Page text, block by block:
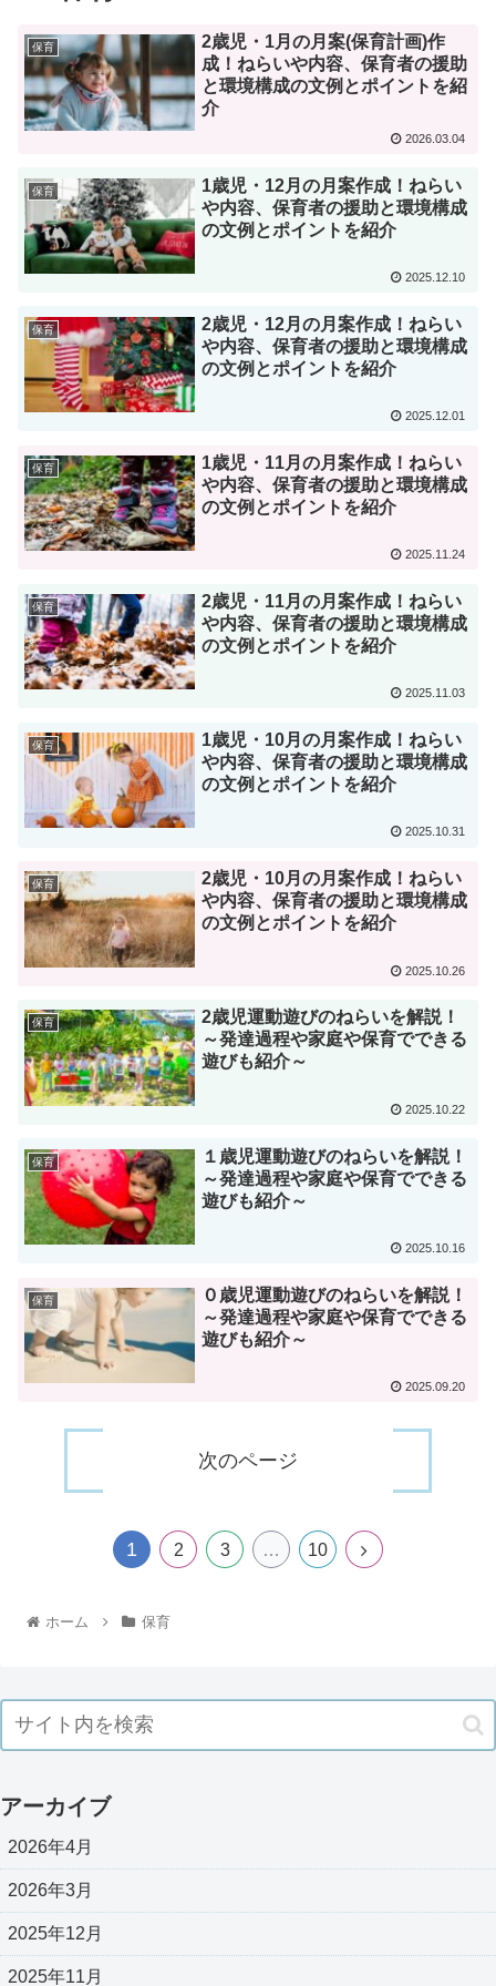
保育
2歳児・1月の月案(保育計画)作
成！ねらいや内容、保育者の援助
と環境構成の文例とポイントを紹
介
2026.03.04
保育
1歳児・12月の月案作成！ねらい
や内容、保育者の援助と環境構成
の文例とポイントを紹介
2025.12.10
保育
2歳児・12月の月案作成！ねらい
や内容、保育者の援助と環境構成
の文例とポイントを紹介
2025.12.01
保育
1歳児・11月の月案作成！ねらい
や内容、保育者の援助と環境構成
の文例とポイントを紹介
2025.11.24
保育
2歳児・11月の月案作成！ねらい
や内容、保育者の援助と環境構成
の文例とポイントを紹介
2025.11.03
保育
1歳児・10月の月案作成！ねらい
や内容、保育者の援助と環境構成
の文例とポイントを紹介
2025.10.31
保育
2歳児・10月の月案作成！ねらい
や内容、保育者の援助と環境構成
の文例とポイントを紹介
2025.10.26
保育
2歳児運動遊びのねらいを解説！
～発達過程や家庭や保育でできる
遊びも紹介～
2025.10.22
保育
１歳児運動遊びのねらいを解説！
～発達過程や家庭や保育でできる
遊びも紹介～
2025.10.16
保育
０歳児運動遊びのねらいを解説！
～発達過程や家庭や保育でできる
遊びも紹介～
2025.09.20
次のページ
1 2 3 … 10
ホーム 保育
アーカイブ
2026年4月
2026年3月
2025年12月
2025年11月